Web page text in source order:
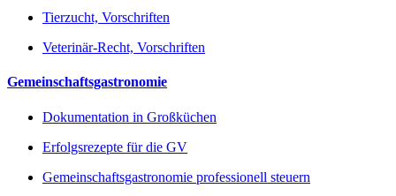
Tierzucht, Vorschriften
Veterinär-Recht, Vorschriften
Gemeinschaftsgastronomie
Dokumentation in Großküchen
Erfolgsrezepte für die GV
Gemeinschaftsgastronomie professionell steuern